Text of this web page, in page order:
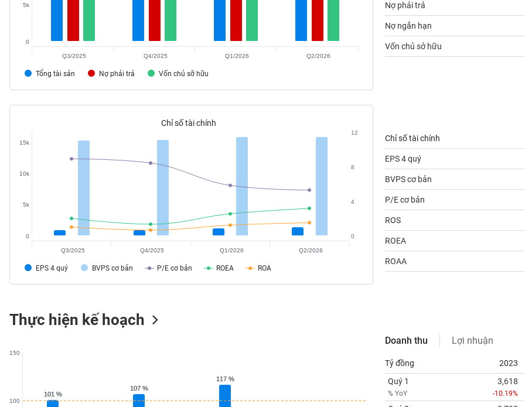
Tổng tài sản Nợ phải trả Vốn chủ sỡ hữu
0
5k
Q3/2025 Q4/2025 Q1/2026 Q2/2026
Nợ phải trả
Nợ ngắn hạn
Vốn chủ sở hữu
Chỉ số tài chính
EPS 4 quý BVPS cơ bản P/E cơ bản ROEA ROA
0
5k
10k
15k
0
4
8
12
Q3/2025 Q4/2025 Q1/2026 Q2/2026
Chỉ số tài chính
EPS 4 quý
BVPS cơ bản
P/E cơ bản
ROS
ROEA
ROAA
Thực hiện kế hoạch
101 %
101 %
107 %
107 %
117 %
117 %
100
150
Doanh thu Lợi nhuận
Tỷ đồng 2023
Quý 1
% YoY
3,618
-10.19%
TIÊU
THIẾT
CHĂM
KHỎE
TÀI
CHÍNH
NGHỆ
DỊCH